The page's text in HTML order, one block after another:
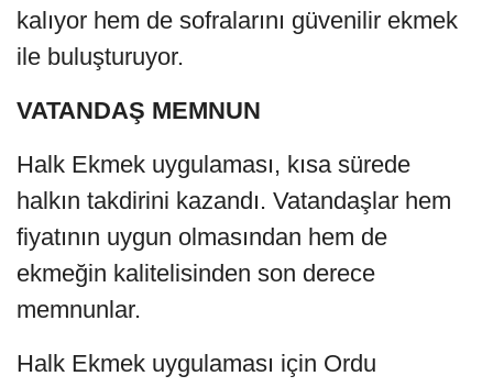
kalıyor hem de sofralarını güvenilir ekmek
ile buluşturuyor.
VATANDAŞ MEMNUN
Halk Ekmek uygulaması, kısa sürede
halkın takdirini kazandı. Vatandaşlar hem
fiyatının uygun olmasından hem de
ekmeğin kalitelisinden son derece
memnunlar.
Halk Ekmek uygulaması için Ordu